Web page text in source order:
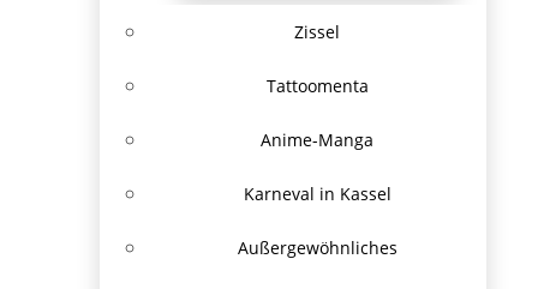
Zissel
Tattoomenta
Anime-Manga
Karneval in Kassel
Außergewöhnliches